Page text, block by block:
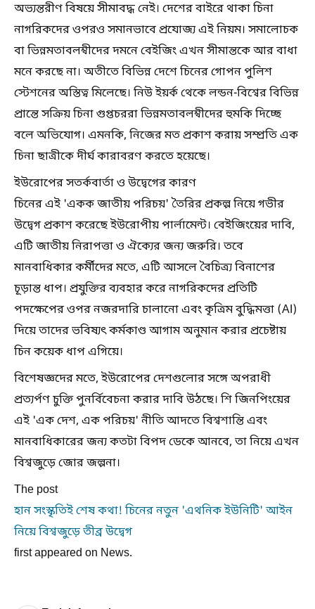
অভ্যন্তরীণ বিষয়ে সীমাবদ্ধ নেই। দেশের বাইরে থাকা চিনা
নাগরিকদের ওপরও সমানভাবে প্রযোজ্য এই নিয়ম। সমালোচক
বা ভিন্নমতাবলম্বীদের দমনে বেইজিং এখন সীমান্তকে আর বাধা
মনে করছে না। অতীতে বিভিন্ন দেশে চিনের গোপন পুলিশ
স্টেশনের অস্তিত্ব মিলেছে। নিউ ইয়র্ক থেকে লন্ডন-বিশ্বের বিভিন্ন
প্রান্তে সক্রিয় চিনা গুপ্তচররা ভিন্নমতাবলম্বীদের হুমকি দিচ্ছে
বলে অভিযোগ। এমনকি, নিজের মত প্রকাশ করায় সম্প্রতি এক
চিনা ছাত্রীকে দীর্ঘ কারাবরণ করতে হয়েছে।
ইউরোপের সতর্কবার্তা ও উদ্বেগের কারণ
চিনের এই 'একক জাতীয় পরিচয়' তৈরির প্রকল্প নিয়ে গভীর
উদ্বেগ প্রকাশ করেছে ইউরোপীয় পার্লামেন্ট। বেইজিংয়ের দাবি,
এটি জাতীয় নিরাপত্তা ও ঐক্যের জন্য জরুরি। তবে
মানবাধিকার কর্মীদের মতে, এটি আসলে বৈচিত্র্য বিনাশের
চূড়ান্ত ধাপ। প্রযুক্তির ব্যবহার করে নাগরিকদের প্রতিটি
পদক্ষেপের ওপর নজরদারি চালানো এবং কৃত্রিম বুদ্ধিমত্তা (AI)
দিয়ে তাদের ভবিষ্যৎ কর্মকাণ্ড আগাম অনুমান করার প্রচেষ্টায়
চিন কয়েক ধাপ এগিয়ে।
বিশেষজ্ঞদের মতে, ইউরোপের দেশগুলোর সঙ্গে অপরাধী
প্রত্যর্পণ চুক্তি পুনর্বিবেচনা করার দাবি উঠছে। শি জিনপিংয়ের
এই 'এক দেশ, এক পরিচয়' নীতি আদতে বিশ্বশান্তি এবং
মানবাধিকারের জন্য কতটা বিপদ ডেকে আনবে, তা নিয়ে এখন
বিশ্বজুড়ে জোর জল্পনা।
The post
হান সংস্কৃতিই শেষ কথা! চিনের নতুন 'এথনিক ইউনিটি' আইন
নিয়ে বিশ্বজুড়ে তীব্র উদ্বেগ
first appeared on News.